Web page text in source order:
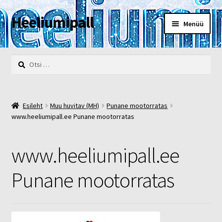
Liigu
navigeerimisele
Liigu
sisu
juurde
Heeliumipall Menüü
Esileht
Kontakt
Müügi- ja privaatsustingimused
POOD
Otsi:
Esileht Muu huvitav (MH)
Punane mootorratas
www.heeliumipall.ee Punane mootorratas
www.heeliumipall.ee
Punane mootorratas